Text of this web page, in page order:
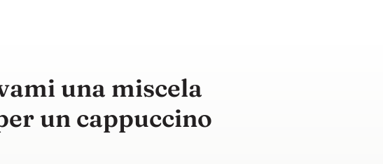
una miscela
un cappuccino